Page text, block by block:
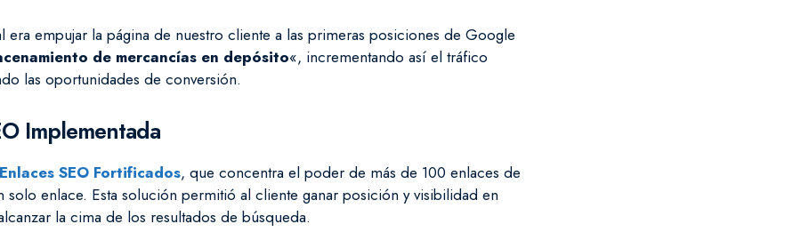
era empujar la página de nuestro cliente a las primeras posiciones de Google
de mercancías en depósito«, incrementando así el tráfico
las oportunidades de conversión.
Implementada
Enlaces SEO Fortificados, que concentra el poder de más de 100 enlaces de
solo enlace. Esta solución permitió al cliente ganar posición y visibilidad en
la cima de los resultados de búsqueda.